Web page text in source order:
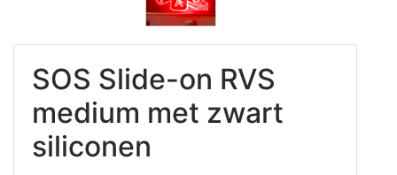
SOS Slide-on RVS
medium met zwart
siliconen